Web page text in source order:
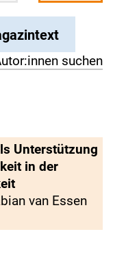
suchen
Unterstützung
in der
van Essen